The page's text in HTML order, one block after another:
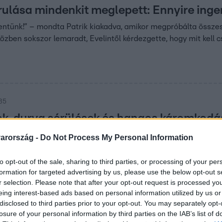
- Do Not Process My Personal Information
opt-out of the sale, sharing to third parties, or processing of your
for targeted advertising by us, please use the below opt-out
selection. Please note that after your opt-out request is processed
interest-based ads based on personal information utilized by us
to third parties prior to your opt-out. You may separately
of your personal information by third parties on the IAB’s list of
mindenkit meglepett: Ennyire
– mondta Patrik kiakadva, amikor megpróbálta
sokszor lemaradt, Evelintől kérdezgette, hogy mit kell
durva sérülések és hangos
kellett nézniük Sárközi Ákos brutális tempójával,
szaladtak meg és még a mozzarellákból sem akart
kapok” - Tóth Vera bepánikolt a